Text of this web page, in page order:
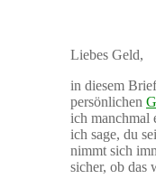
Liebes Geld,
in diesem
persönlichen
ich manchmal
ich sage, du
nimmt sich
sicher, ob das